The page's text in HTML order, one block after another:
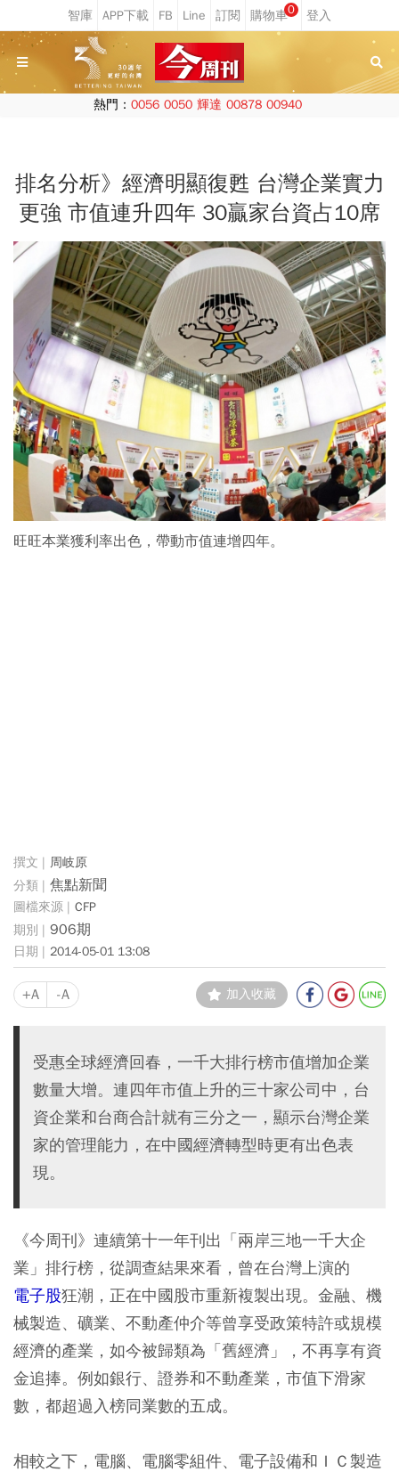
0
熱門： 0056 0050 輝達 00878 00940
排名分析》經濟明顯復甦 台灣企業實力
更強 市值連升四年 30贏家台資占10席
旺旺本業獲利率出色，帶動市值連增四年。
周岐原
焦點新聞
CFP
906期
2014-05-01 13:08
+A -A 加入收藏
受惠全球經濟回春，一千大排行榜市值增加企業
數量大增。連四年市值上升的三十家公司中，台
資企業和台商合計就有三分之一，顯示台灣企業
家的管理能力，在中國經濟轉型時更有出色表
現。
《今周刊》連續第十一年刊出「兩岸三地一千大企
業」排行榜，從調查結果來看，曾在台灣上演的
電子股狂潮，正在中國股市重新複製出現。金融、機
械製造、礦業、不動產仲介等曾享受政策特許或規模
經濟的產業，如今被歸類為「舊經濟」，不再享有資
金追捧。例如銀行、證券和不動產業，市值下滑家
數，都超過入榜同業數的五成。
相較之下，電腦、電腦零組件、電子設備和ＩＣ製造